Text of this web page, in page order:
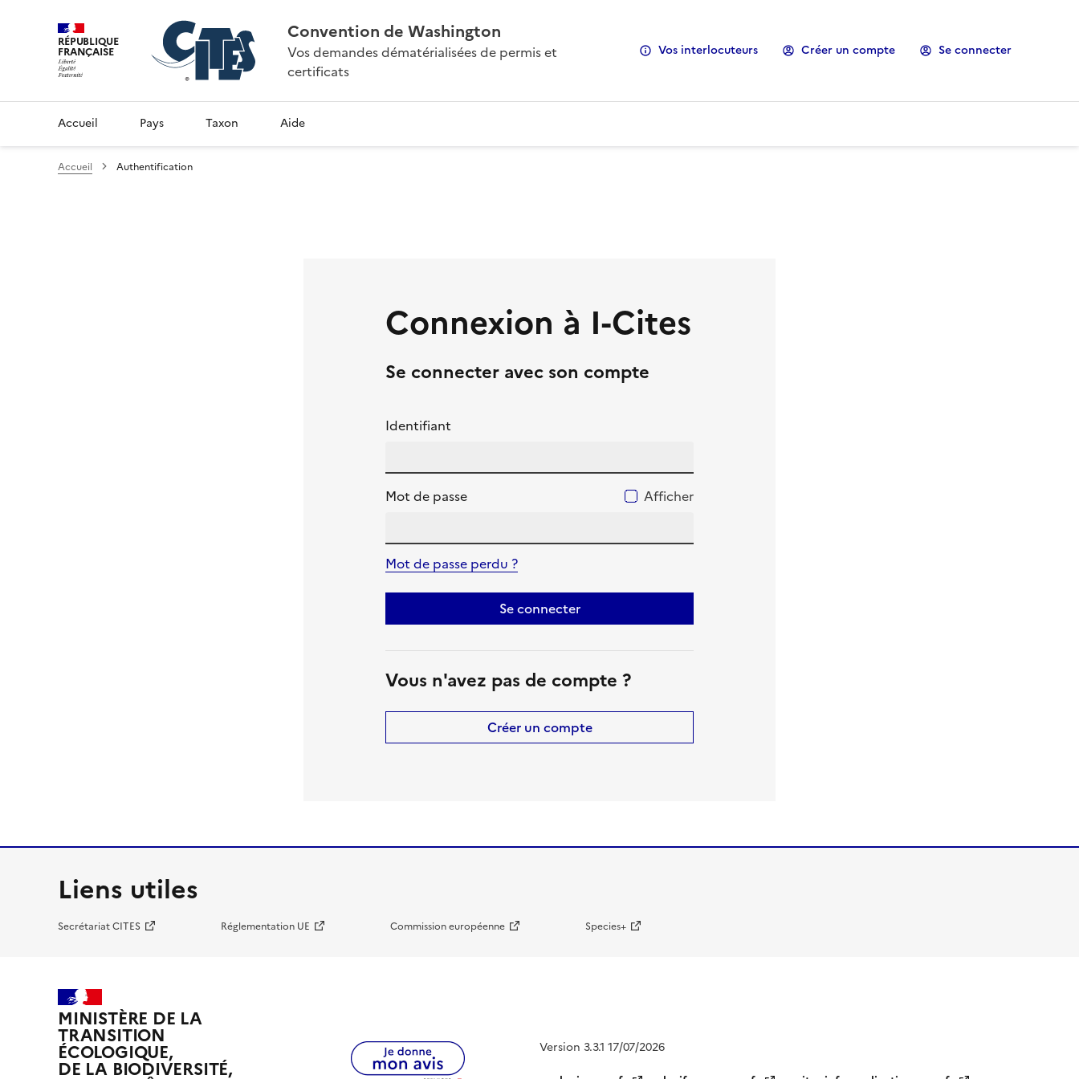
RÉPUBLIQUE
FRANÇAISE
Convention de Washington
Vos demandes dématérialisées de permis et
certificats
Vos interlocuteurs Créer un compte Se connecter
Accueil Pays Taxon Aide
Accueil Authentification
Connexion à I-Cites
Se connecter avec son compte
Identifiant
Mot de passe Afficher
Mot de passe perdu ?
Se connecter
Vous n'avez pas de compte ?
Créer un compte
Liens utiles
Secrétariat CITES Réglementation UE Commission européenne Species+
MINISTÈRE DE LA
TRANSITION
ÉCOLOGIQUE,
DE LA BIODIVERSITÉ,
Version 3.3.1 17/07/2026